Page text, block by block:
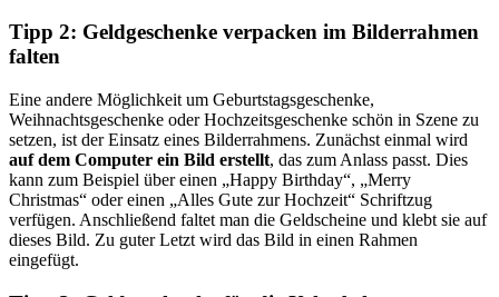
Tipp 2: Geldgeschenke verpacken im Bilderrahmen
falten
Eine andere Möglichkeit um Geburtstagsgeschenke,
Weihnachtsgeschenke oder Hochzeitsgeschenke schön in Szene zu
setzen, ist der Einsatz eines Bilderrahmens. Zunächst einmal wird
auf dem Computer ein Bild erstellt, das zum Anlass passt. Dies
kann zum Beispiel über einen „Happy Birthday“, „Merry
Christmas“ oder einen „Alles Gute zur Hochzeit“ Schriftzug
verfügen. Anschließend faltet man die Geldscheine und klebt sie auf
dieses Bild. Zu guter Letzt wird das Bild in einen Rahmen
eingefügt.